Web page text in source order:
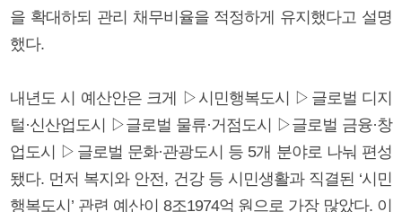
을 확대하되 관리 채무비율을 적정하게 유지했다고 설명
했다.
내년도 시 예산안은 크게 ▷시민행복도시 ▷글로벌 디지
털·신산업도시 ▷글로벌 물류·거점도시 ▷글로벌 금융·창
업도시 ▷글로벌 문화·관광도시 등 5개 분야로 나눠 편성
됐다. 먼저 복지와 안전, 건강 등 시민생활과 직결된 ‘시민
행복도시’ 관련 예산이 8조1974억 원으로 가장 많았다. 이